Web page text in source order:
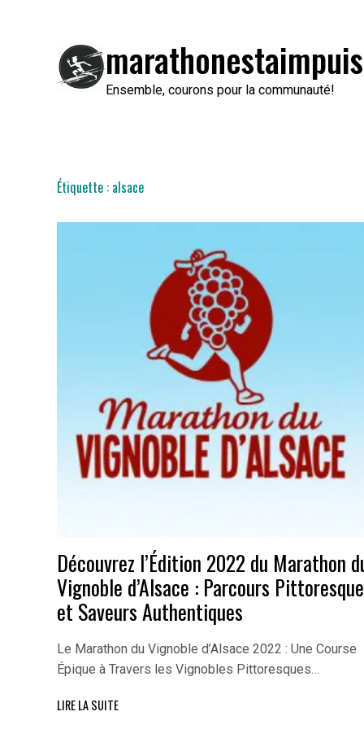
Ensemble, courons pour la communauté!
Étiquette : alsace
Découvrez l’Édition 2022 du Marathon
Vignoble d’Alsace : Parcours Pittoresque
et Saveurs Authentiques
Le Marathon du Vignoble d’Alsace 2022 : Une Course
Épique à Travers les Vignobles Pittoresques…
LIRE LA SUITE